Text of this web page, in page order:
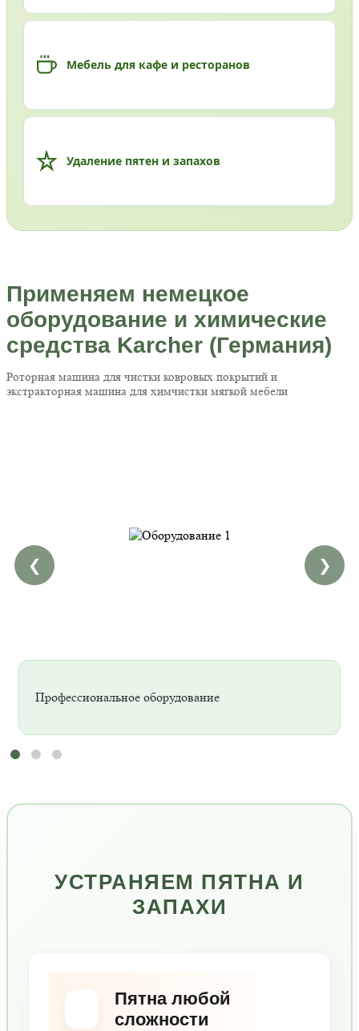
Мебель для кафе и ресторанов
Удаление пятен и запахов
Применяем немецкое
оборудование и химические
средства Karcher (Германия)
Роторная машина для чистки ковровых покрытий и
экстракторная машина для химчистки мягкой мебели
Профессиональное оборудование
❮ ❯
УСТРАНЯЕМ ПЯТНА И
ЗАПАХИ
Пятна любой
сложности